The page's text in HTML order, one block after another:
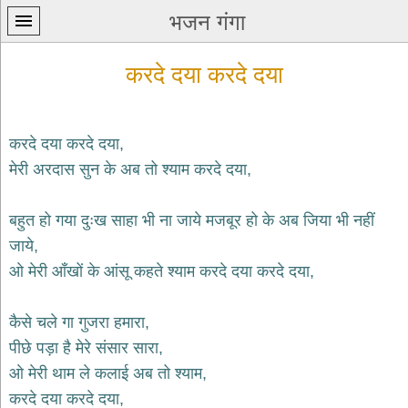
भजन गंगा
प्रथम
home
कृष्ण
भजन
krishna
शिव
भजन
bhajans
हनुमान
करदे दया करदे दया
करदे दया करदे दया,
मेरी अरदास सुन के अब तो श्याम करदे दया,
बहुत हो गया दुःख साहा भी ना जाये मजबूर हो के अब जिया भी नहीं
जाये,
ओ मेरी आँखों के आंसू कहते श्याम करदे दया करदे दया,
कैसे चले गा गुजरा हमारा,
पीछे पड़ा है मेरे संसार सारा,
ओ मेरी थाम ले कलाई अब तो श्याम,
करदे दया करदे दया,